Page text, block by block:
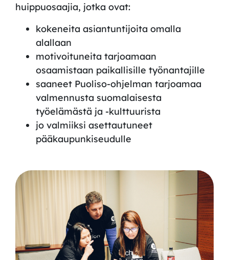
huippuosaajia, jotka ovat:
kokeneita asiantuntijoita omalla
alallaan
motivoituneita tarjoamaan
osaamistaan paikallisille työnantajille
saaneet Puoliso-ohjelman tarjoamaa
valmennusta suomalaisesta
työelämästä ja -kulttuurista
jo valmiiksi asettautuneet
pääkaupunkiseudulle